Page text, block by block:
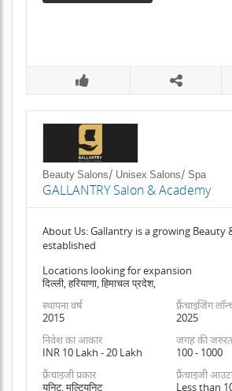
Beauty Salons/ Unisex Salons/ Spa
GALLANTRY Salon & Academy
About Us: Gallantry is a growing Beauty
established
Locations looking for expansion
दिल्ली, हरियाणा, हिमाचल प्रदेश,
स्थापना वर्ष
2015
फ़्रैंचाइजिंग
2025
निवेश का आकार
INR 10 Lakh - 20 Lakh
जगह की जरुरत
100 - 1000
फ़्रैंचाइजी प्रकार
यूनिट, मल्टियूनिट
फ़्रैंचाइजी
Less than